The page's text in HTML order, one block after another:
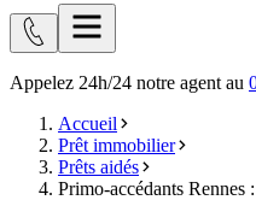
Appelez 24h/24 notre agent au
Accueil
Prêt immobilier
Prêts aidés
Primo-accédants Rennes